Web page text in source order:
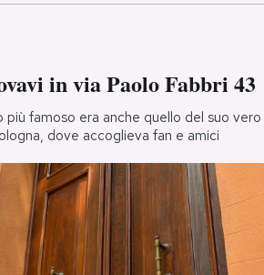
in via Paolo Fabbri 43
più famoso era anche quello del suo vero
dove accoglieva fan e amici